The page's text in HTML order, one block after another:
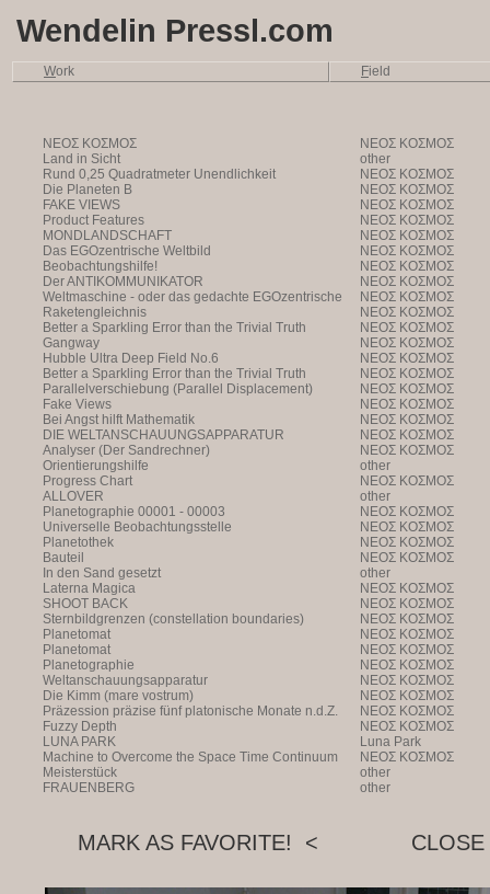
Wendelin Pressl.com
Work Field
NEOΣ KOΣMOΣ
NEOΣ KOΣMOΣ
Land in Sicht
other
Rund 0,25 Quadratmeter Unendlichkeit
NEOΣ KOΣMOΣ
Die Planeten B
NEOΣ KOΣMOΣ
FAKE VIEWS
NEOΣ KOΣMOΣ
Product Features
NEOΣ KOΣMOΣ
MONDLANDSCHAFT
NEOΣ KOΣMOΣ
Das EGOzentrische Weltbild
NEOΣ KOΣMOΣ
Beobachtungshilfe!
NEOΣ KOΣMOΣ
Der ANTIKOMMUNIKATOR
NEOΣ KOΣMOΣ
Weltmaschine - oder das gedachte EGOzentrische
Weltbild
NEOΣ KOΣMOΣ
Raketengleichnis
NEOΣ KOΣMOΣ
Better a Sparkling Error than the Trivial Truth
NEOΣ KOΣMOΣ
Gangway
NEOΣ KOΣMOΣ
Hubble Ultra Deep Field No.6
NEOΣ KOΣMOΣ
Better a Sparkling Error than the Trivial Truth
NEOΣ KOΣMOΣ
Parallelverschiebung (Parallel Displacement)
NEOΣ KOΣMOΣ
Fake Views
NEOΣ KOΣMOΣ
Bei Angst hilft Mathematik
NEOΣ KOΣMOΣ
DIE WELTANSCHAUUNGSAPPARATUR
NEOΣ KOΣMOΣ
Analyser (Der Sandrechner)
NEOΣ KOΣMOΣ
Orientierungshilfe
other
Progress Chart
NEOΣ KOΣMOΣ
ALLOVER
other
Planetographie 00001 - 00003
NEOΣ KOΣMOΣ
Universelle Beobachtungsstelle
NEOΣ KOΣMOΣ
Planetothek
NEOΣ KOΣMOΣ
Bauteil
NEOΣ KOΣMOΣ
In den Sand gesetzt
other
Laterna Magica
NEOΣ KOΣMOΣ
SHOOT BACK
NEOΣ KOΣMOΣ
Sternbildgrenzen (constellation boundaries)
NEOΣ KOΣMOΣ
Planetomat
NEOΣ KOΣMOΣ
Planetomat
NEOΣ KOΣMOΣ
Planetographie
NEOΣ KOΣMOΣ
Weltanschauungsapparatur
NEOΣ KOΣMOΣ
Die Kimm (mare vostrum)
NEOΣ KOΣMOΣ
Präzession präzise fünf platonische Monate n.d.Z.
NEOΣ KOΣMOΣ
Fuzzy Depth
NEOΣ KOΣMOΣ
LUNA PARK
Luna Park
Machine to Overcome the Space Time Continuum
NEOΣ KOΣMOΣ
Meisterstück
other
FRAUENBERG
other
MARK AS FAVORITE! < CLOSE